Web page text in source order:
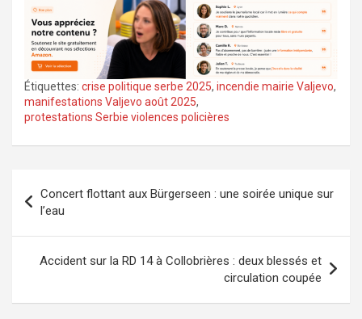
Étiquettes: crise politique serbe 2025, incendie mairie Valjevo,
manifestations Valjevo août 2025,
protestations Serbie violences policières
de
l’article
Concert flottant aux Bürgerseen : une soirée unique sur
l’eau
Accident sur la RD 14 à Collobrières : deux blessés et
circulation coupée